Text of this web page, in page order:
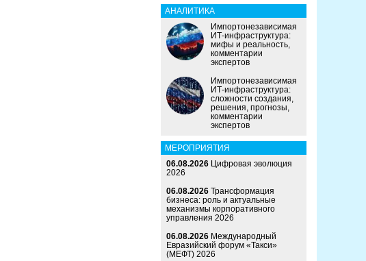
АНАЛИТИКА
Импортонезависимая
ИТ-инфраструктура:
мифы и реальность,
комментарии
экспертов
Импортонезависимая
ИТ-инфраструктура:
сложности создания,
решения, прогнозы,
комментарии
экспертов
МЕРОПРИЯТИЯ
06.08.2026 Цифровая эволюция
2026
06.08.2026 Трансформация
бизнеса: роль и актуальные
механизмы корпоративного
управления 2026
06.08.2026 Международный
Евразийский форум «Такси»
(МЕФТ) 2026